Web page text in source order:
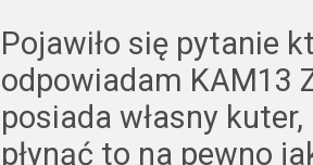
Pojawiło się pytanie
odpowiadam KAM13
posiada własny
płynąć to na pewno